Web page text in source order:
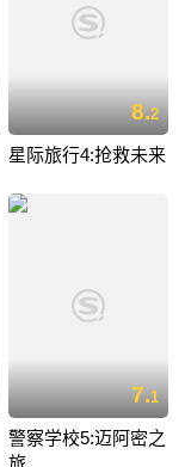
8.2
星际旅行4:抢救未来
7.1
警察学校5:迈阿密之